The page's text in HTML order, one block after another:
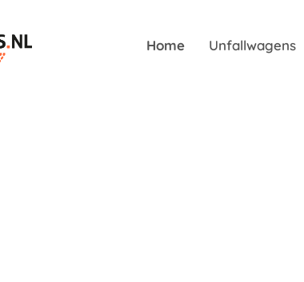
Home Unfallwagens